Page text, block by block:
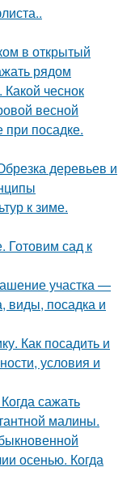
в открытый
рядом
чеснок
весной
посадке.
деревьев и
к зиме.
Готовим сад к
участка —
виды, посадка и
Как посадить и
условия и
сажать
малины.
осенью. Когда